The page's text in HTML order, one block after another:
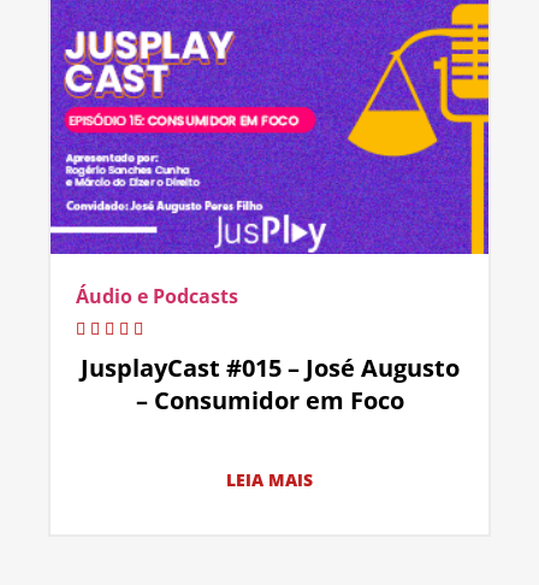
Áudio e Podcasts
JusplayCast #015 – José Augusto
– Consumidor em Foco
LEIA MAIS